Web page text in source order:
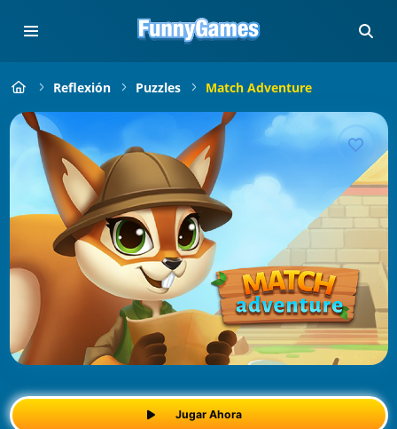
Reflexión Puzzles Match Adventure
Jugar Ahora